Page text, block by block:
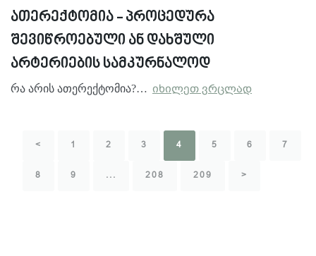
ათერექტომია - პროცედურა
შევიწროებული ან დახშული
არტერიების სამკურნალოდ
რა არის ათერექტომია?… იხილეთ ვრცლად
< 1 2 3 4 5 6 7
8 9 ... 208 209 >